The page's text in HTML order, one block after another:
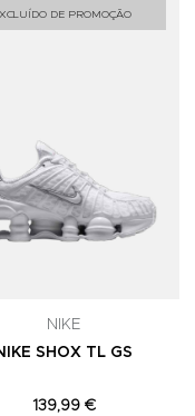
aos Favoritos
DE PROMOÇÃO
NIKE
SHOX TL GS
139,99 €